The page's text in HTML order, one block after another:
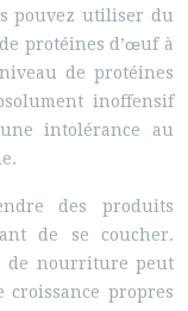
pouvez utiliser du
protéines d’œuf à
de protéines
inoffensif
intolérance au
des produits
de se coucher.
de nourriture peut
propres